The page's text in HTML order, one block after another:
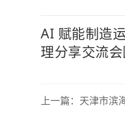
AI 赋能制造
理分享交流
上一篇：天津市